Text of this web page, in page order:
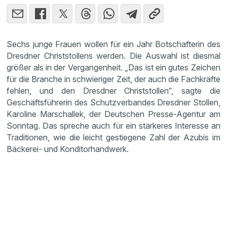
Sechs junge Frauen wollen für ein Jahr Botschafterin des
Dresdner Christstollens werden. Die Auswahl ist diesmal
größer als in der Vergangenheit. „Das ist ein gutes Zeichen
für die Branche in schwieriger Zeit, der auch die Fachkräfte
fehlen, und den Dresdner Christstollen“, sagte die
Geschäftsführerin des Schutzverbandes Dresdner Stollen,
Karoline Marschallek, der Deutschen Presse-Agentur am
Sonntag. Das spreche auch für ein stärkeres Interesse an
Traditionen, wie die leicht gestiegene Zahl der Azubis im
Bäckerei- und Konditorhandwerk.